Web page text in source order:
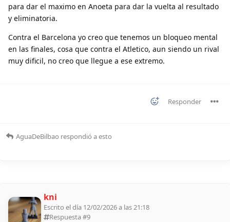
para dar el maximo en Anoeta para dar la vuelta al resultado
y eliminatoria.
Contra el Barcelona yo creo que tenemos un bloqueo mental
en las finales, cosa que contra el Atletico, aun siendo un rival
muy dificil, no creo que llegue a ese extremo.
Responder
AguaDeBilbao respondió a esto
kni
Escrito el día 12/02/2026 a las 21:18
Respuesta #9